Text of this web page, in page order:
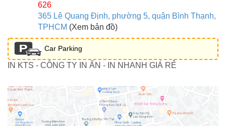
626
365 Lê Quang Định, phường 5, quận Bình Thạnh,
TPHCM (Xem bản đồ)
Car Parking
IN KTS - CÔNG TY IN ẤN - IN NHANH GIÁ RẺ